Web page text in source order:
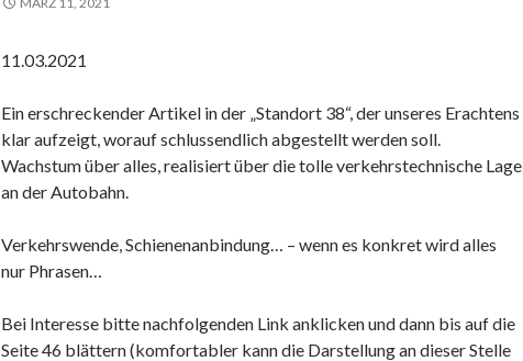
11.03.2021
Ein erschreckender Artikel in der „Standort 38“, der unseres Erachtens
klar aufzeigt, worauf schlussendlich abgestellt werden soll.
Wachstum über alles, realisiert über die tolle verkehrstechnische Lage
an der Autobahn.
Verkehrswende, Schienenanbindung… – wenn es konkret wird alles
nur Phrasen…
Bei Interesse bitte nachfolgenden Link anklicken und dann bis auf die
Seite 46 blättern (komfortabler kann die Darstellung an dieser Stelle